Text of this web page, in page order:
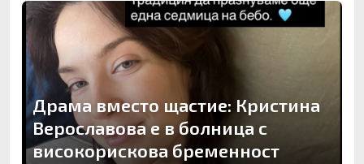
Драма вместо щастие: Кристина
Верославова е в болница с
високорискова бременност